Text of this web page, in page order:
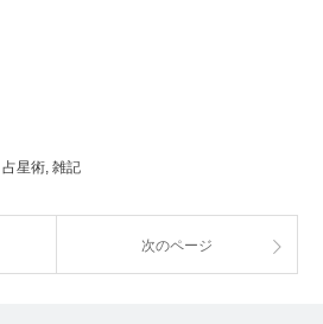
占星術, 雑記
次のページ